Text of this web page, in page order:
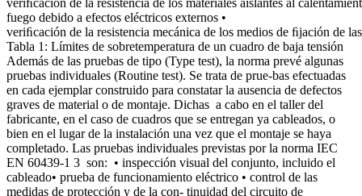
veriﬁcación de la resistencia de los materiales aislantes al
fuego debido a efectos eléctricos externos •
veriﬁcación de la resistencia mecánica de los medios de ﬁjación de
Tabla 1: Límites de sobretemperatura de un cuadro de baja tensión
Además de las pruebas de tipo (Type test), la norma prevé algunas
pruebas individuales (Routine test). Se trata de prue-bas efectuadas
en cada ejemplar construido para constatar la ausencia de defectos
graves de material o de montaje. Dichas a cabo en el taller del
fabricante, en el caso de cuadros que se entregan ya cableados, o
bien en el lugar de la instalación una vez que el montaje se haya
completado. Las pruebas individuales previstas por la norma IEC
EN 60439-1 3 son: • inspección visual del conjunto, incluido el
cableado• prueba de funcionamiento eléctrico • control de las
medidas de protección y de la con- tinuidad del circuito de